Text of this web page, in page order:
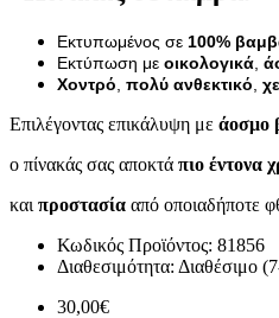
Εκτυπωμένος σε 100%
Εκτύπωση με οικολογικά
Χοντρό πολύ ανθεκτικό
Επιλέγοντας επικάλυψη με άοσμο
ο πίνακάς σας αποκτά πιο έντονα
και προστασία από οποιαδήποτε
Κωδικός Προϊόντος: 81856
Διαθεσιμότητα: Διαθέσιμο
30,00€